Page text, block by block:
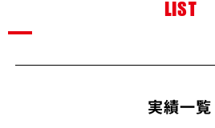
LIST
実績一覧